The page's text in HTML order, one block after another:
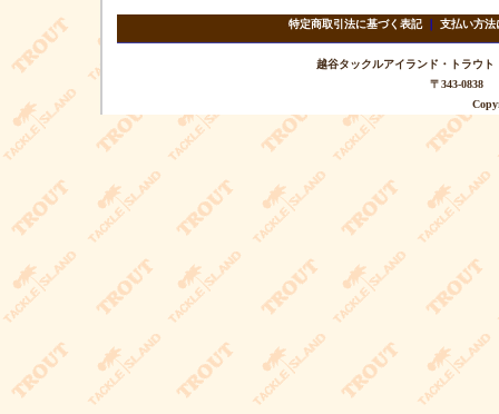
特定商取引法に基づく表記｜ 支払い方法
越谷タックルアイランド・トラ
〒343-0838